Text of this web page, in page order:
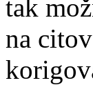
tak
na